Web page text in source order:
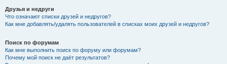
Друзья и недруги
Что означают списки друзей и недругов?
Как мне добавлять/удалять пользователей в списках моих друзей и недругов?
Поиск по форумам
Как мне выполнить поиск по форуму или форумам?
Почему мой поиск не даёт результатов?